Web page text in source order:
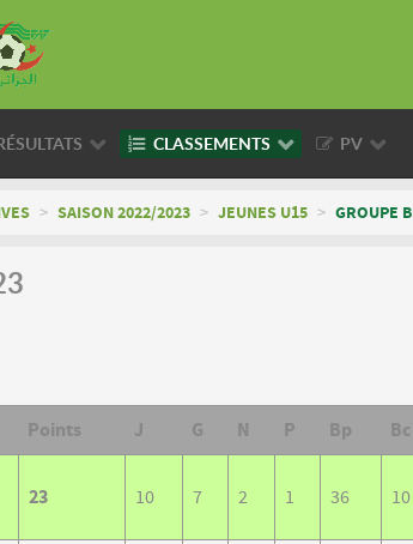
CLASSEMENTS PV
> SAISON 2022/2023 > JEUNES U15 > GROUPE B
Points J G N P Bp Bc
23 10 7 2 1 36 10